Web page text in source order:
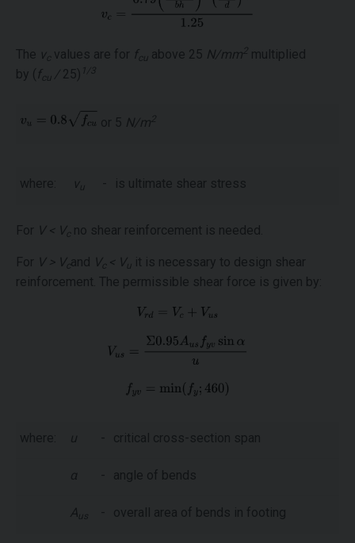
The ν values are for f cu above 25 N/mm2
multiplied
by ( f cu / 25) 1/3
or 5 N/m2
where: ν u - is ultimate shear stress
For V < V no shear reinforcement is needed.
For V > V and V < Vu it is necessary to design shear
reinforcement. The permissible shear force is given by:
where: u - critical cross-section span
α - angle of bends
Aus - overall area of bends in footing